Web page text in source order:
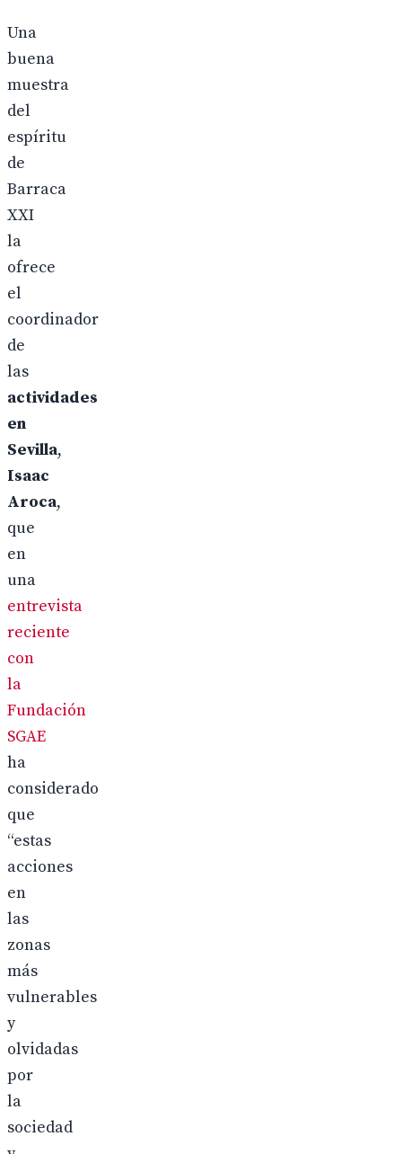
Una
buena
muestra
del
espíritu
de
Barraca
XXI
la
ofrece
el
coordinador
de
las
actividades
en
Sevilla,
Isaac
Aroca,
que
en
una
entrevista
reciente
con
la
Fundación
SGAE
ha
considerado
que
“estas
acciones
en
las
zonas
más
vulnerables
y
olvidadas
por
la
sociedad